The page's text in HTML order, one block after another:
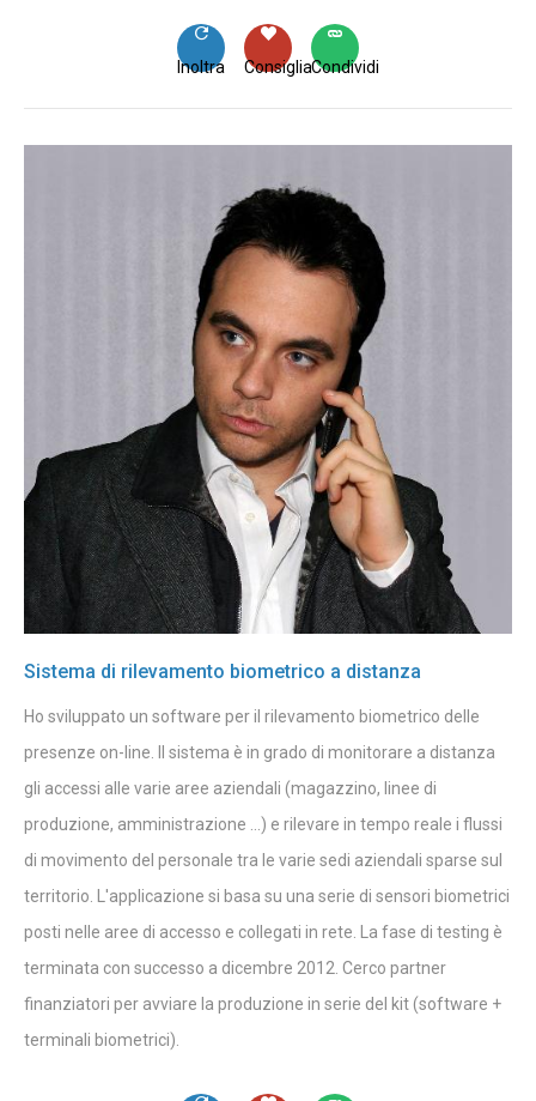
Condividi
Consiglia
Inoltra
Sistema di rilevamento biometrico a distanza
Ho sviluppato un software per il rilevamento biometrico delle
presenze on-line. Il sistema è in grado di monitorare a distanza
gli accessi alle varie aree aziendali (magazzino, linee di
produzione, amministrazione ...) e rilevare in tempo reale i flussi
di movimento del personale tra le varie sedi aziendali sparse sul
territorio. L'applicazione si basa su una serie di sensori biometrici
posti nelle aree di accesso e collegati in rete. La fase di testing è
terminata con successo a dicembre 2012. Cerco partner
finanziatori per avviare la produzione in serie del kit (software +
terminali biometrici).